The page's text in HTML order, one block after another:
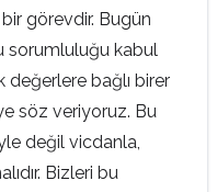
görevdir. Bugün
sorumluluğu kabul
değerlere bağlı birer
söz veriyoruz. Bu
değil vicdanla,
Bizleri bu